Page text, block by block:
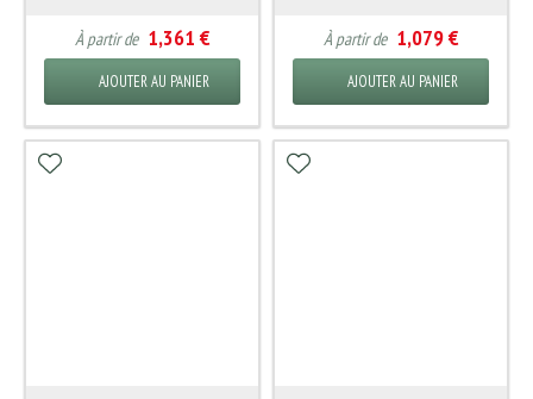
À partir de 1,361 €
AJOUTER AU PANIER
À partir de 1,079 €
AJOUTER AU PANIER